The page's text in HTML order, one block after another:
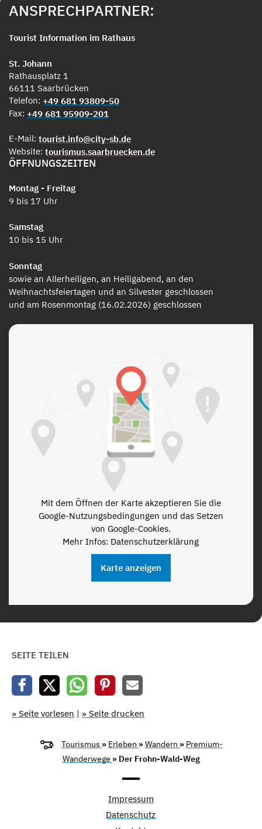
ANSPRECHPARTNER:
Tourist Information im Rathaus
St. Johann
Rathausplatz 1
66111 Saarbrücken
Telefon: +49 681 93809-50
Fax: +49 681 95909-201
E-Mail: tourist.info@city-sb.de
Website: tourismus.saarbruecken.de
ÖFFNUNGSZEITEN
Montag - Freitag
9 bis 17 Uhr
Samstag
10 bis 15 Uhr
Sonntag
sowie an Allerheiligen, an Heiligabend, an den
Weihnachtsfeiertagen und an Silvester geschlossen
und am Rosenmontag (16.02.2026) geschlossen
Mit dem Öffnen der Karte akzeptieren Sie die
Google-Nutzungsbedingungen und das Setzen
von Google-Cookies.
Mehr Infos: Datenschutzerklärung
Karte anzeigen
SEITE TEILEN
» Seite vorlesen | » Seite drucken
Tourismus » Erleben »Wandern » Premium-
Wanderwege » Der Frohn-Wald-Weg
Impressum
Datenschutz